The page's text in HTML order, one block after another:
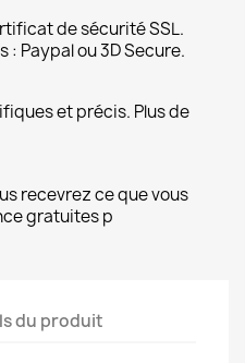
de sécurité SSL.
Paypal ou 3D Secure.
et précis. Plus de
recevrez ce que vous
gratuites p
du produit